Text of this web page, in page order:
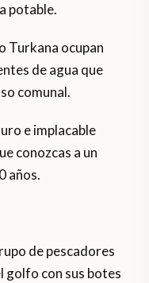
potable.
Turkana ocupan
de agua que
comunal.
e implacable
conozcas a un
años.
de pescadores
golfo con sus botes